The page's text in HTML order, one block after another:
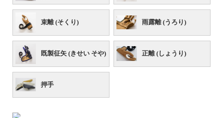
束離 (そくり) 雨露離 (うろり)
既製征矢 (きせい そや) 正離 (しょうり)
押手